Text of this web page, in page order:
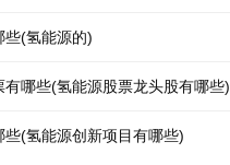
些(氢能源的)
哪些(氢能源股票龙头股有哪些)
(氢能源创新项目有哪些)